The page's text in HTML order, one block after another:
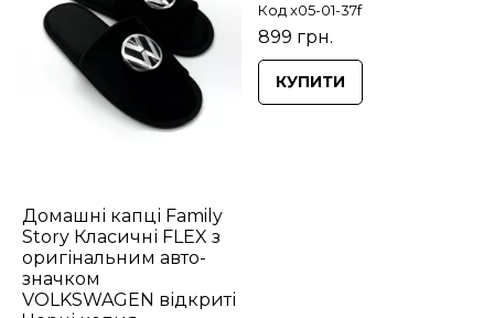
Домашні капці Family
Story Класичні FLEX з
оригінальним авто-
значком
VOLKSWAGEN відкриті
Код x05-01-37f
899 грн.
КУПИТИ